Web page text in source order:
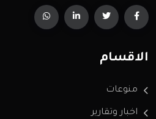
الاقسام
منوعات
اخبار وتقارير